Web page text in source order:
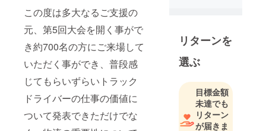
この度は多大なるご支援の
元、第5回大会を開く事がで
き約700名の方にご来場して
いただく事ができ、普段感
じてもらいずらいトラック
ドライバーの仕事の価値に
ついて発表できただけでな
リターンを
選ぶ
目標金額
未達でも
リターン
が届きま